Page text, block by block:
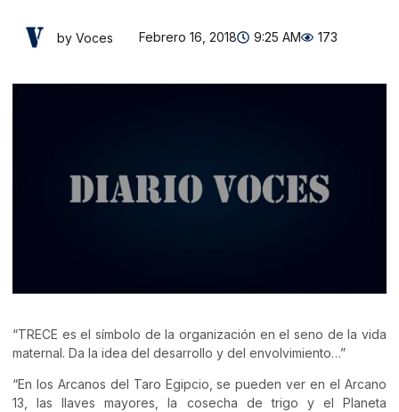
by Voces Febrero 16, 2018 9:25 AM 173
“TRECE es el símbolo de la organización en el seno de la vida
maternal. Da la idea del desarrollo y del envolvimiento…”
“En los Arcanos del Taro Egipcio, se pueden ver en el Arcano
13, las llaves mayores, la cosecha de trigo y el Planeta